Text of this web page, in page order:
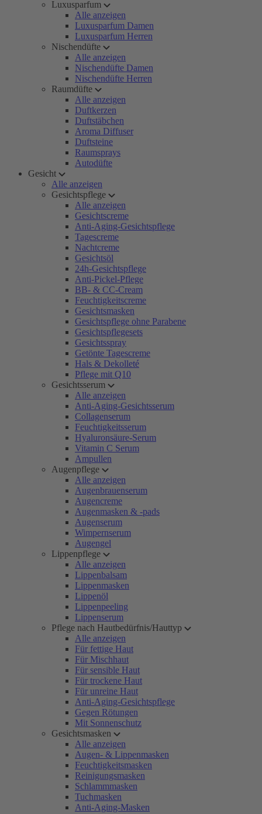
Luxusparfum
Alle anzeigen
Luxusparfum Damen
Luxusparfum Herren
Nischendüfte
Alle anzeigen
Nischendüfte Damen
Nischendüfte Herren
Raumdüfte
Alle anzeigen
Duftkerzen
Duftstäbchen
Aroma Diffuser
Duftsteine
Raumsprays
Autodüfte
Gesicht
Alle anzeigen
Gesichtspflege
Alle anzeigen
Gesichtscreme
Anti-Aging-Gesichtspflege
Tagescreme
Nachtcreme
Gesichtsöl
24h-Gesichtspflege
Anti-Pickel-Pflege
BB- & CC-Cream
Feuchtigkeitscreme
Gesichtsmasken
Gesichtspflege ohne Parabene
Gesichtspflegesets
Gesichtsspray
Getönte Tagescreme
Hals & Dekolleté
Pflege mit Q10
Gesichtsserum
Alle anzeigen
Anti-Aging-Gesichtsserum
Collagenserum
Feuchtigkeitsserum
Hyaluronsäure-Serum
Vitamin C Serum
Ampullen
Augenpflege
Alle anzeigen
Augenbrauenserum
Augencreme
Augenmasken & -pads
Augenserum
Wimpernserum
Augengel
Lippenpflege
Alle anzeigen
Lippenbalsam
Lippenmasken
Lippenöl
Lippenpeeling
Lippenserum
Pflege nach Hautbedürfnis/Hauttyp
Alle anzeigen
Für fettige Haut
Für Mischhaut
Für sensible Haut
Für trockene Haut
Für unreine Haut
Anti-Aging-Gesichtspflege
Gegen Rötungen
Mit Sonnenschutz
Gesichtsmasken
Alle anzeigen
Augen- & Lippenmasken
Feuchtigkeitsmasken
Reinigungsmasken
Schlammmasken
Tuchmasken
Anti-Aging-Masken